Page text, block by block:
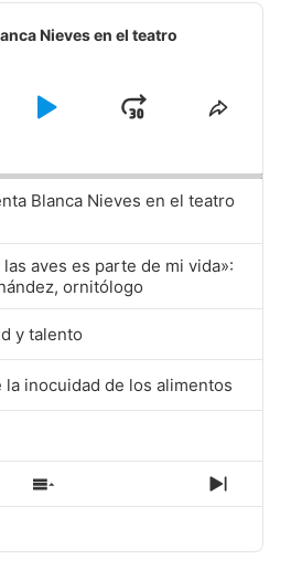
Nieves en el teatro
Play
JumpShare
Blanca Nieves en el teatro
aves es parte de mi vida»:
ornitólogo
y talento
la inocuidad de los alimentos
Show
Episodes
Next